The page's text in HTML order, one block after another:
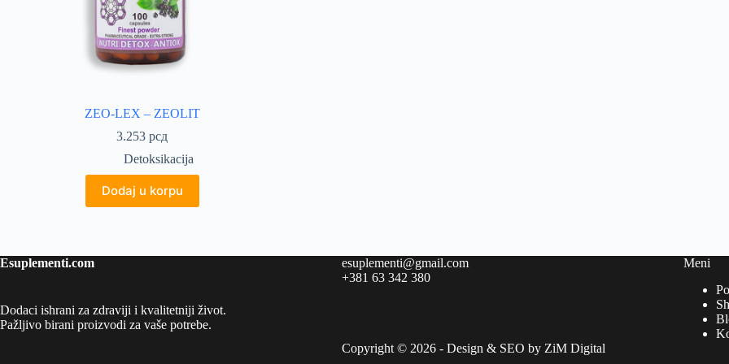
ZEO-LEX – ZEOLIT
3.253рсд
Detoksikacija
Dodaj u korpu
Esuplementi.com
Dodaci ishrani za zdraviji i kvalitetniji život.
Pažljivo birani proizvodi za vaše potrebe.
esuplementi@gmail.com
+381 63 342 380
Meni
Copyright © 2026 - Design & SEO by ZiM Digital